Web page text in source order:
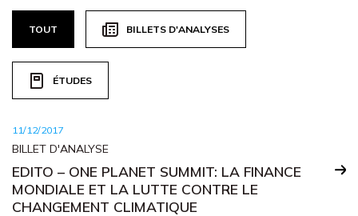
TOUT BILLETS D'ANALYSES
ÉTUDES
11/12/2017
BILLET D'ANALYSE
EDITO – ONE PLANET SUMMIT: LA FINANCE
MONDIALE ET LA LUTTE CONTRE LE
CHANGEMENT CLIMATIQUE